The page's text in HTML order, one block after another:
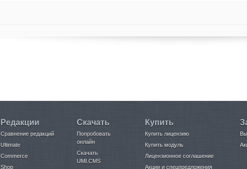
Редакции
Сравнение редакций
Ultimate
Commerce
Shop
Скачать
Попробовать
онлайн
Скачать
UMI.CMS
Купить
Купить лицензию
Купить модуль
Лицензионное соглашение
Акции и спецпредложения